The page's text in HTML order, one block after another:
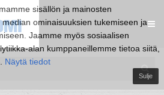
sisällön ja mainosten
ominaisuuksien tukemiseen ja
Jaamme myös sosiaalisen
alan kumppaneillemme tietoa siitä,
Näytä tiedot
Sulje